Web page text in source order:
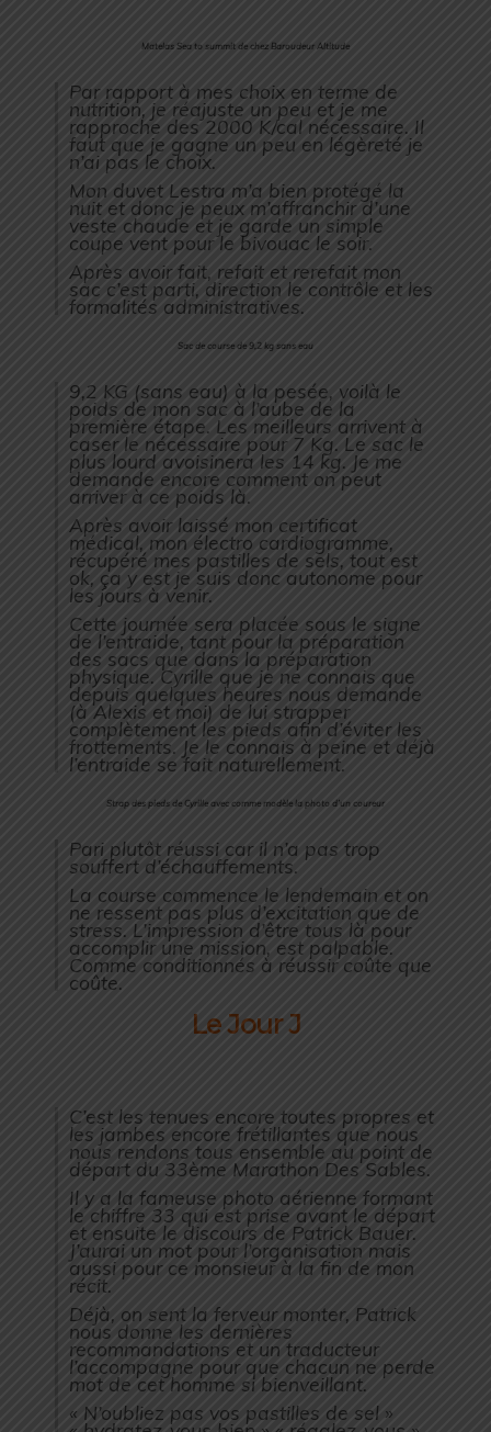
Matelas Sea to summit de chez Baroudeur Altitude
Par rapport à mes choix en terme de
nutrition, je réajuste un peu et je me
rapproche des 2000 K/cal nécessaire. Il
faut que je gagne un peu en légèreté je
n’ai pas le choix.
Mon duvet Lestra m’a bien protégé la
nuit et donc je peux m’affranchir d’une
veste chaude et je garde un simple
coupe vent pour le bivouac le soir.
Après avoir fait, refait et rerefait mon
sac c’est parti, direction le contrôle et les
formalités administratives.
Sac de course de 9,2 kg sans eau
9,2 KG (sans eau) à la pesée, voilà le
poids de mon sac à l’aube de la
première étape. Les meilleurs arrivent à
caser le nécessaire pour 7 Kg. Le sac le
plus lourd avoisinera les 14 kg. Je me
demande encore comment on peut
arriver à ce poids là.
Après avoir laissé mon certificat
médical, mon électro cardiogramme,
récupéré mes pastilles de sels, tout est
ok, ça y est je suis donc autonome pour
les jours à venir.
Cette journée sera placée sous le signe
de l’entraide, tant pour la préparation
des sacs que dans la préparation
physique. Cyrille que je ne connais que
depuis quelques heures nous demande
(à Alexis et moi) de lui strapper
complètement les pieds afin d’éviter les
frottements. Je le connais à peine et déjà
l’entraide se fait naturellement.
Strap des pieds de Cyrille avec comme modèle la photo d’un coureur
Pari plutôt réussi car il n’a pas trop
souffert d’échauffements.
La course commence le lendemain et on
ne ressent pas plus d’excitation que de
stress. L’impression d’être tous là pour
accomplir une mission, est palpable.
Comme conditionnés à réussir coûte que
coûte.
Le Jour J
C’est les tenues encore toutes propres et
les jambes encore frétillantes que nous
nous rendons tous ensemble au point de
départ du 33ème Marathon Des Sables.
Il y a la fameuse photo aérienne formant
le chiffre 33 qui est prise avant le départ
et ensuite le discours de Patrick Bauer.
J’aurai un mot pour l’organisation mais
aussi pour ce monsieur à la fin de mon
récit.
Déjà, on sent la ferveur monter, Patrick
nous donne les dernières
recommandations et un traducteur
l’accompagne pour que chacun ne perde
mot de cet homme si bienveillant.
« N’oubliez pas vos pastilles de sel »